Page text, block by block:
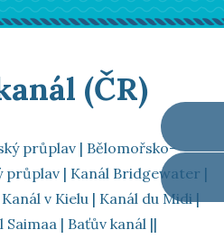
(ČR)
průplav | Bělomořsko-
průplav | Kanál Bridgewater |
Kanál v Kielu | Kanál du Midi|
Saimaa | Baťův kanál ||